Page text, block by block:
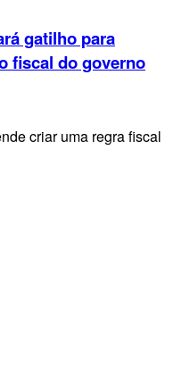
gatilho para
fiscal do governo
criar uma regra fiscal